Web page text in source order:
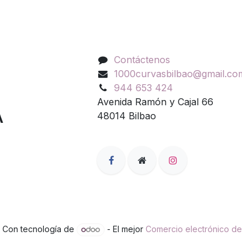
Contáctenos
944 653 424
Avenida Ramón y Cajal 66
48014 Bilbao
Con tecnología de - El mejor Comercio electrónico